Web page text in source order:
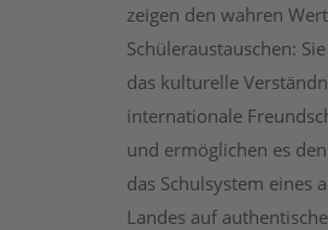
zeigen den wahren
Schüleraustauschen:
das kulturelle
internationale
und ermöglichen es
das Schulsystem eines
Landes auf